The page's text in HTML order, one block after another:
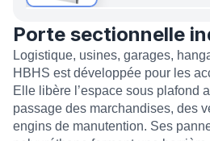
Porte sectionnelle
Logistique, usines, garages,
HBHS est développée pour les
Elle libère l’espace sous plafond
passage des marchandises, des
engins de manutention. Ses